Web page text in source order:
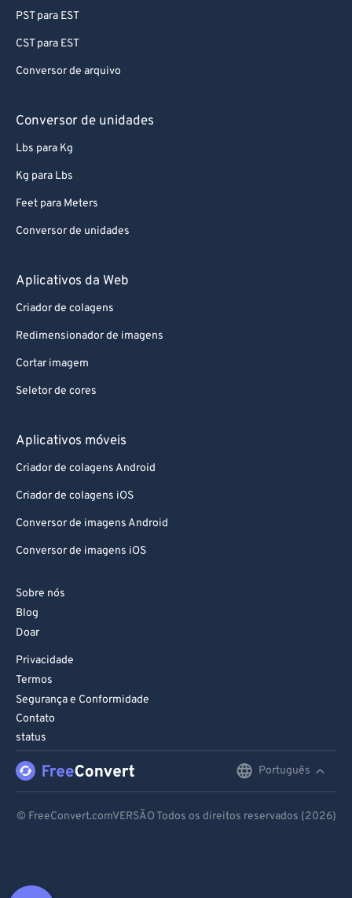
PST para EST
CST para EST
Conversor de arquivo
Conversor de unidades
Lbs para Kg
Kg para Lbs
Feet para Meters
Conversor de unidades
Aplicativos da Web
Criador de colagens
Redimensionador de imagens
Cortar imagem
Seletor de cores
Aplicativos móveis
Criador de colagens Android
Criador de colagens iOS
Conversor de imagens Android
Conversor de imagens iOS
Sobre nós
Blog
Doar
Privacidade
Termos
Segurança e Conformidade
Contato
status
Português
© FreeConvert.comVERSÃO Todos os direitos reservados (2026)